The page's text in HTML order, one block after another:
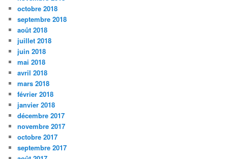
octobre 2018
septembre 2018
août 2018
juillet 2018
juin 2018
mai 2018
avril 2018
mars 2018
février 2018
janvier 2018
décembre 2017
novembre 2017
octobre 2017
septembre 2017